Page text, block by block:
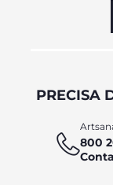
PRECISA
800